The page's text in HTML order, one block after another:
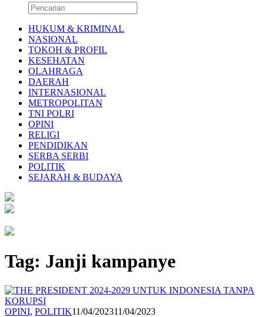
HUKUM & KRIMINAL
NASIONAL
TOKOH & PROFIL
KESEHATAN
OLAHRAGA
DAERAH
INTERNASIONAL
METROPOLITAN
TNI POLRI
OPINI
RELIGI
PENDIDIKAN
SERBA SERBI
POLITIK
SEJARAH & BUDAYA
Tag: Janji kampanye
OPINI, POLITIKRedaksi
11/04/202311/04/2023